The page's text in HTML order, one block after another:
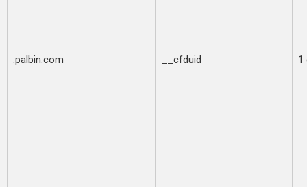
.palbin.com __cfduid 1